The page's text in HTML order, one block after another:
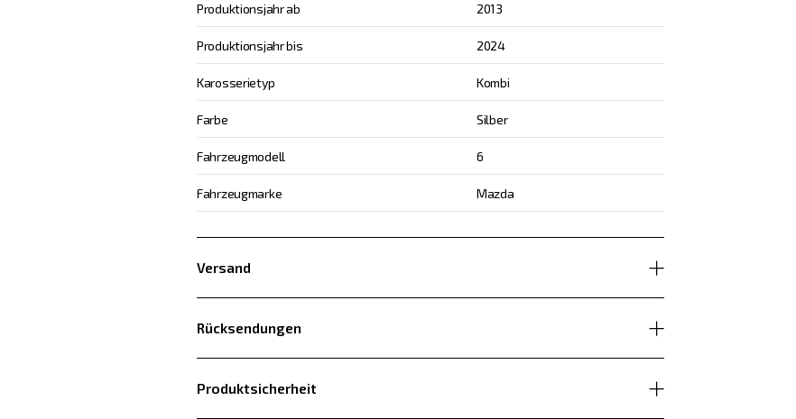
Produktionsjahr ab 2013
Produktionsjahr bis 2024
Karosserietyp Kombi
Farbe Silber
Fahrzeugmodell 6
Fahrzeugmarke Mazda
Versand
Rücksendungen
Produktsicherheit